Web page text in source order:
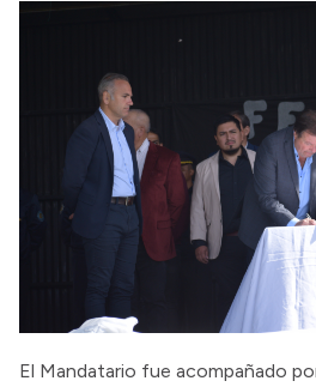
El Mandatario fue acompañado